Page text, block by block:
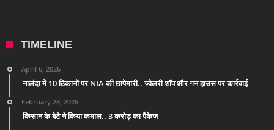
TIMELINE
April 6, 2026
नालंदा में 10 ठिकानों पर NIA की छापेमारी.. ज्वेलरी शॉप और गन हाउस पर कार्रवाई
February 28, 2026
किसान के बेटे ने किया कमाल.. 3 करोड़ का पैकेज